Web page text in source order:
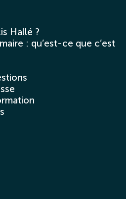
Hallé ?
: qu’est-ce que c’est